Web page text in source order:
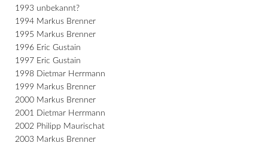
1993 unbekannt?
1994 Markus Brenner
1995 Markus Brenner
1996 Eric Gustain
1997 Eric Gustain
1998 Dietmar Herrmann
1999 Markus Brenner
2000 Markus Brenner
2001 Dietmar Herrmann
2002 Philipp Maurischat
2003 Markus Brenner